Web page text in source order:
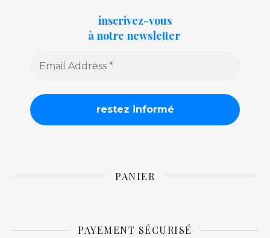
inscrivez-vous
à notre newsletter
PANIER
PAYEMENT SÉCURISÉ